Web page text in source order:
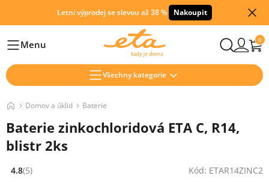
Letní výprodej se slevou až 38 % Nakoupit
HlavníMenu 0
Všechny kategorie
Domov a úklid Baterie
Baterie zinkochloridová ETA C, R14,
blistr 2ks
Hodnocení: 4.8 z 5 (5 recenzí)
4.8(5) Kód: ETAR14ZINC2